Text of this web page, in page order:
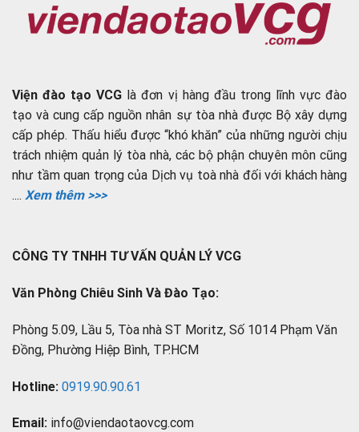
Viện đào tạo VCG là đơn vị hàng đầu trong lĩnh vực đào
tạo và cung cấp nguồn nhân sự tòa nhà được Bộ xây dựng
cấp phép. Thấu hiểu được “khó khăn” của những người chịu
trách nhiệm quản lý tòa nhà, các bộ phận chuyên môn cũng
như tầm quan trọng của Dịch vụ toà nhà đối với khách hàng
.... Xem thêm >>>
CÔNG TY TNHH TƯ VẤN QUẢN LÝ VCG
Văn Phòng Chiêu Sinh Và Đào Tạo:
Phòng 5.09, Lầu 5, Tòa nhà ST Moritz, Số 1014 Phạm Văn
Đồng, Phường Hiệp Bình, TP.HCM
Hotline: 0919.90.90.61
Email: info@viendaotaovcg.com